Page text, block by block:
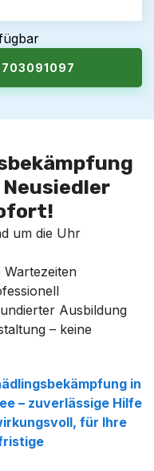
um die Uhr
Ausbildung
– keine
in
– zuverlässige Hilfe
für Ihre